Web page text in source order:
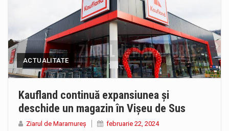
ACTUALITATE
Kaufland continuă expansiunea și
deschide un magazin în Vișeu de Sus
Ziarul de Maramureș februarie 22, 2024